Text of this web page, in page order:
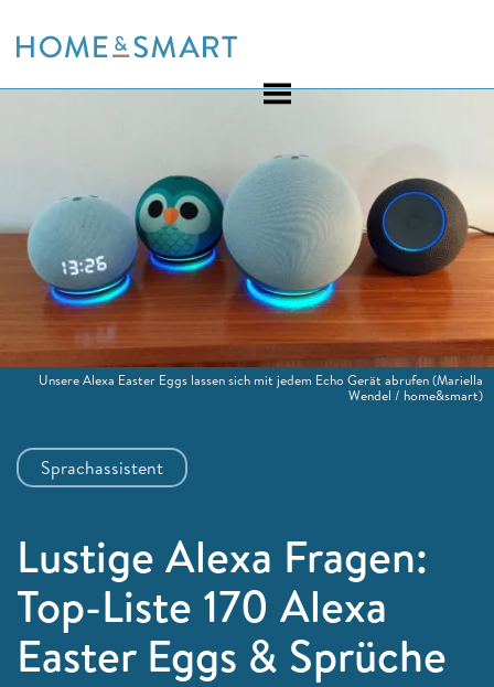
to
Sprachassistent
Lustige Alexa Fragen:
Top-Liste 170 Alexa
Easter Eggs & Sprüche
Unsere Alexa Easter Eggs lassen sich mit jedem Echo Gerät abrufen(Mariella
Wendel / home&smart)